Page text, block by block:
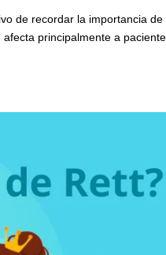
de recordar la importancia de
principalmente a